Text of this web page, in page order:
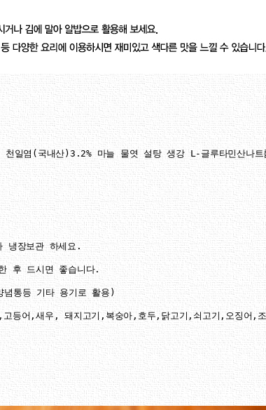
ㅁ 사용방법 - 개봉후 양념을 골고루 혼합한 후 드시면 좋습니다.